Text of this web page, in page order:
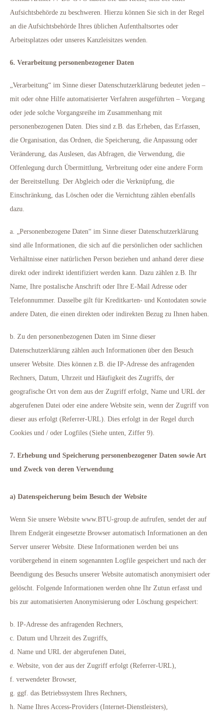
Aufsichtsbehörde zu beschweren. Hierzu können Sie sich in der Regel
an die Aufsichtsbehörde Ihres üblichen Aufenthaltsortes oder
Arbeitsplatzes oder unseres Kanzleisitzes wenden.
6. Verarbeitung personenbezogener Daten
„Verarbeitung“ im Sinne dieser Datenschutzerklärung bedeutet jeden –
mit oder ohne Hilfe automatisierter Verfahren ausgeführten – Vorgang
oder jede solche Vorgangsreihe im Zusammenhang mit
personenbezogenen Daten. Dies sind z.B. das Erheben, das Erfassen,
die Organisation, das Ordnen, die Speicherung, die Anpassung oder
Veränderung, das Auslesen, das Abfragen, die Verwendung, die
Offenlegung durch Übermittlung, Verbreitung oder eine andere Form
der Bereitstellung. Der Abgleich oder die Verknüpfung, die
Einschränkung, das Löschen oder die Vernichtung zählen ebenfalls
dazu.
a. „Personenbezogene Daten“ im Sinne dieser Datenschutzerklärung
sind alle Informationen, die sich auf die persönlichen oder sachlichen
Verhältnisse einer natürlichen Person beziehen und anhand derer diese
direkt oder indirekt identifiziert werden kann. Dazu zählen z.B. Ihr
Name, Ihre postalische Anschrift oder Ihre E-Mail Adresse oder
Telefonnummer. Dasselbe gilt für Kreditkarten- und Kontodaten sowie
andere Daten, die einen direkten oder indirekten Bezug zu Ihnen haben.
b. Zu den personenbezogenen Daten im Sinne dieser
Datenschutzerklärung zählen auch Informationen über den Besuch
unserer Website. Dies können z.B. die IP-Adresse des anfragenden
Rechners, Datum, Uhrzeit und Häufigkeit des Zugriffs, der
geografische Ort von dem aus der Zugriff erfolgt, Name und URL der
abgerufenen Datei oder eine andere Website sein, wenn der Zugriff von
dieser aus erfolgt (Referrer-URL). Dies erfolgt in der Regel durch
Cookies und / oder Logfiles (Siehe unten, Ziffer 9).
7. Erhebung und Speicherung personenbezogener Daten sowie Art
und Zweck von deren Verwendung
a) Datenspeicherung beim Besuch der Website
Wenn Sie unsere Website www.BTU-group.de aufrufen, sendet der auf
Ihrem Endgerät eingesetzte Browser automatisch Informationen an den
Server unserer Website. Diese Informationen werden bei uns
vorübergehend in einem sogenannten Logfile gespeichert und nach der
Beendigung des Besuchs unserer Website automatisch anonymisiert oder
gelöscht. Folgende Informationen werden ohne Ihr Zutun erfasst und
bis zur automatisierten Anonymisierung oder Löschung gespeichert:
b. IP-Adresse des anfragenden Rechners,
c. Datum und Uhrzeit des Zugriffs,
d. Name und URL der abgerufenen Datei,
e. Website, von der aus der Zugriff erfolgt (Referrer-URL),
f. verwendeter Browser,
g. ggf. das Betriebssystem Ihres Rechners,
h. Name Ihres Access-Providers (Internet-Dienstleisters),